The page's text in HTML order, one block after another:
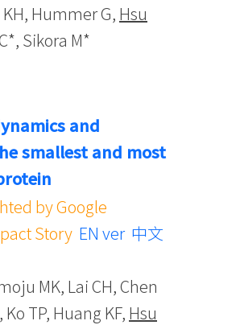
KH, Hummer G, Hsu
Sikora M*
and
smallest and most
by Google
Story EN ver 中文
MK, Lai CH, Chen
TP, Huang KF, Hsu